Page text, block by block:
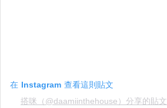
在 Instagram 查看這則貼文
搭咪（@daamiinthehouse）分享的貼文